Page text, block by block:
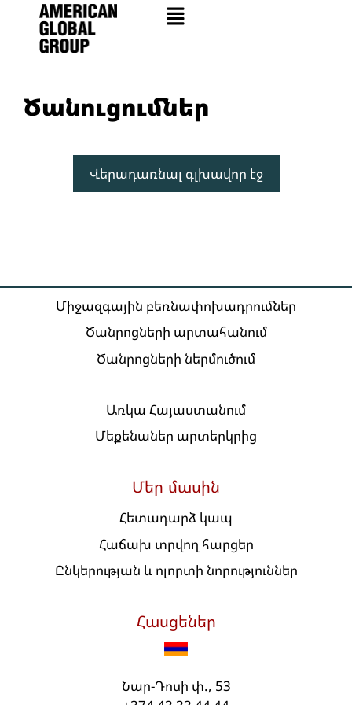
Ծանուցումներ
Վերադառնալ գլխավոր էջ
Միջազգային բեռնափոխադրումներ
Ծանրոցների արտահանում
Ծանրոցների ներմուծում
Առկա Հայաստանում
Մեքենաներ արտերկրից
Մեր մասին
Հետադարձ կապ
Հաճախ տրվող հարցեր
Ընկերության և ոլորտի նորություններ
Հասցեներ
Նար-Դոսի փ., 53